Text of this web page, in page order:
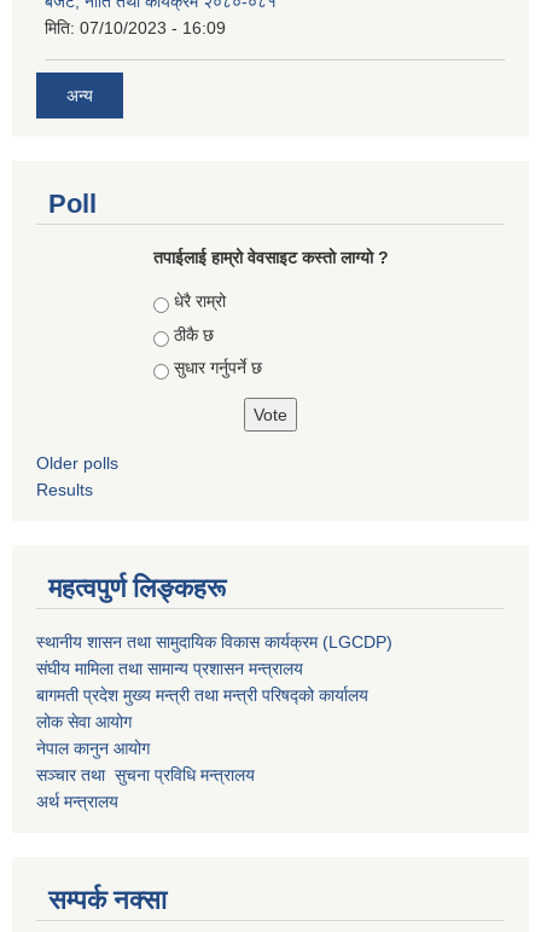
मिति: 07/10/2023 - 16:09
अन्य
Poll
तपाईलाई हाम्रो वेवसाइट कस्ताे लाग्याे ?
Choices
धेरै राम्रो
ठीकै छ
सुधार गर्नुपर्ने छ
Older polls
Results
महत्वपुर्ण लिङ्कहरू
स्थानीय शासन तथा सामुदायिक विकास कार्यक्रम (LGCDP)
संघीय मामिला तथा सामान्य प्रशासन मन्त्रालय
बागमती प्रदेश मुख्य मन्त्री तथा मन्त्री परिषद्को कार्यालय
लोक सेवा आयोग
नेपाल कानुन आयोग
सञ्चार तथा सुचना प्रविधि मन्त्रालय
अर्थ मन्त्रालय
सम्पर्क नक्सा